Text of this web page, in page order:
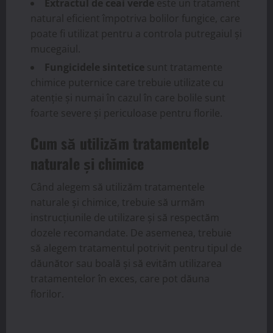
Extractul de ceai verde este un tratament
natural eficient împotriva bolilor fungice, care
poate fi utilizat pentru a controla putregaiul și
mucegaiul.
Fungicidele sintetice sunt tratamente
chimice puternice care trebuie utilizate cu
atenție și numai în cazul în care bolile sunt
foarte severe și periculoase pentru florile.
Cum să utilizăm tratamentele
naturale și chimice
Când alegem să utilizăm tratamentele
naturale și chimice, trebuie să urmăm
instrucțiunile de utilizare și să respectăm
dozele recomandate. De asemenea, trebuie
să alegem tratamentul potrivit pentru tipul de
dăunător sau boală și să evităm utilizarea
tratamentelor în exces, care pot dăuna
florilor.